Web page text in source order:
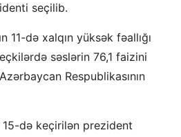
seçilib.
11-də xalqın yüksək fəallığı
səslərin 76,1 faizini
Respublikasının
də keçirilən prezident